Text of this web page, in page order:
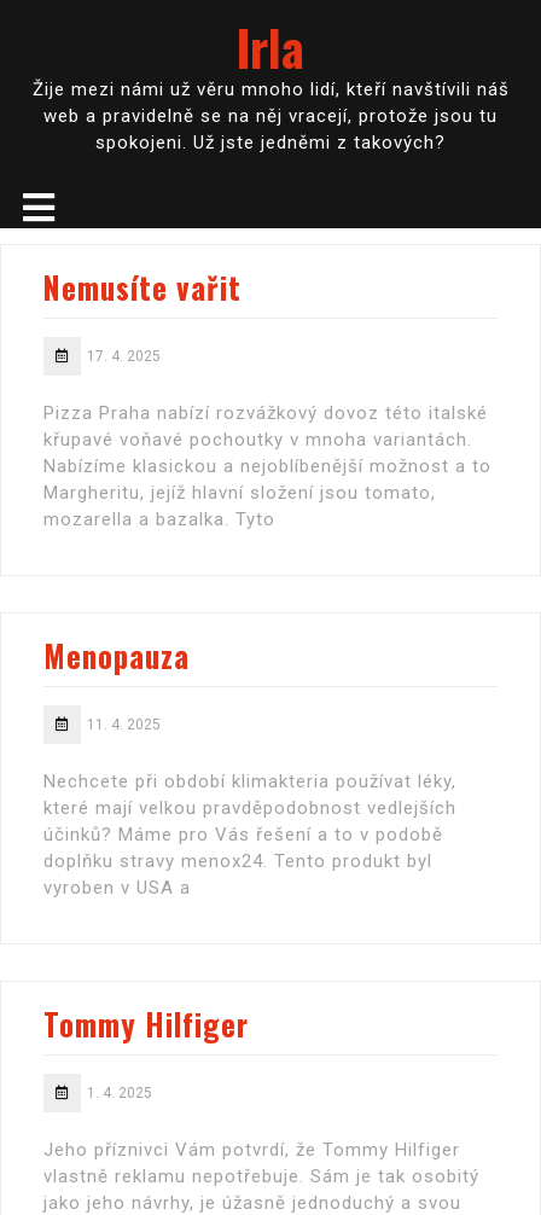
Irla
Žije mezi námi už věru mnoho lidí, kteří navštívili náš
web a pravidelně se na něj vracejí, protože jsou tu
spokojeni. Už jste jedněmi z takových?
Nemusíte vařit
17. 4. 2025
Pizza Praha nabízí rozvážkový dovoz této italské
křupavé voňavé pochoutky v mnoha variantách.
Nabízíme klasickou a nejoblíbenější možnost a to
Margheritu, jejíž hlavní složení jsou tomato,
mozarella a bazalka. Tyto
Menopauza
11. 4. 2025
Nechcete při období klimakteria používat léky,
které mají velkou pravděpodobnost vedlejších
účinků? Máme pro Vás řešení a to v podobě
doplňku stravy menox24. Tento produkt byl
vyroben v USA a
Tommy Hilfiger
1. 4. 2025
Jeho příznivci Vám potvrdí, že Tommy Hilfiger
vlastně reklamu nepotřebuje. Sám je tak osobitý
jako jeho návrhy, je úžasně jednoduchý a svou